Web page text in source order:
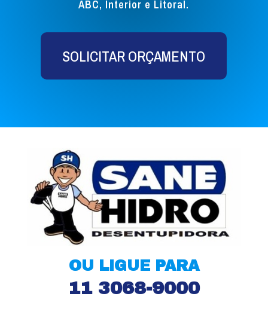
ABC, Interior e Litoral.
SOLICITAR ORÇAMENTO
OU LIGUE PARA
11 3068-9000